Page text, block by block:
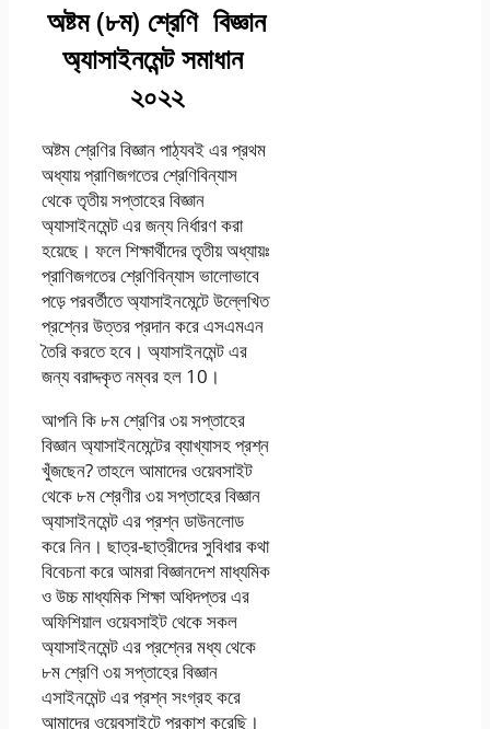
অষ্টম (৮ম) শ্রেণি বিজ্ঞান
অ্যাসাইনমেন্ট সমাধান
২০২২
অষ্টম শ্রেণির বিজ্ঞান পাঠ্যবই এর প্রথম
অধ্যায় প্রাণিজগতের শ্রেণিবিন্যাস
থেকে তৃতীয় সপ্তাহের বিজ্ঞান
অ্যাসাইনমেন্ট এর জন্য নির্ধারণ করা
হয়েছে। ফলে শিক্ষার্থীদের তৃতীয় অধ্যায়ঃ
প্রাণিজগতের শ্রেণিবিন্যাস ভালোভাবে
পড়ে পরবর্তীতে অ্যাসাইনমেন্টে উল্লেখিত
প্রশ্নের উত্তর প্রদান করে এসএমএন
তৈরি করতে হবে। অ্যাসাইনমেন্ট এর
জন্য বরাদ্দকৃত নম্বর হল 10।
আপনি কি ৮ম শ্রেণির ৩য় সপ্তাহের
বিজ্ঞান অ্যাসাইনমেন্টের ব্যাখ্যাসহ প্রশ্ন
খুঁজছেন? তাহলে আমাদের ওয়েবসাইট
থেকে ৮ম শ্রেণীর ৩য় সপ্তাহের বিজ্ঞান
অ্যাসাইনমেন্ট এর প্রশ্ন ডাউনলোড
করে নিন। ছাত্র-ছাত্রীদের সুবিধার কথা
বিবেচনা করে আমরা বিজ্ঞানদেশ মাধ্যমিক
ও উচ্চ মাধ্যমিক শিক্ষা অধিদপ্তর এর
অফিশিয়াল ওয়েবসাইট থেকে সকল
অ্যাসাইনমেন্ট এর প্রশ্নের মধ্য থেকে
৮ম শ্রেণি ৩য় সপ্তাহের বিজ্ঞান
এসাইনমেন্ট এর প্রশ্ন সংগ্রহ করে
আমাদের ওয়েবসাইটে প্রকাশ করেছি।